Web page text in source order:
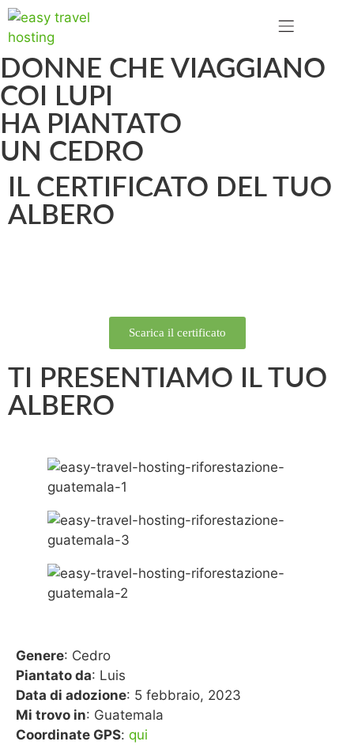
DONNE CHE VIAGGIANO
COI LUPI
HA PIANTATO
UN CEDRO
IL CERTIFICATO DEL TUO
ALBERO
Scarica il certificato
TI PRESENTIAMO IL TUO
ALBERO
Genere: Cedro
Piantato da: Luis
Data di adozione: 5 febbraio, 2023
Mi trovo in: Guatemala
Coordinate GPS: qui